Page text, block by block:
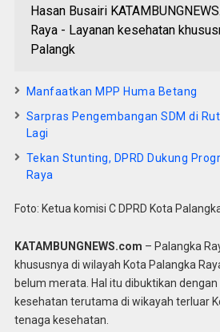
Hasan Busairi
Raya - Layanan kesehatan
Palangk
Manfaatkan MPP Huma Betang
Sarpras Pengembangan SDM di
Lagi
Tekan Stunting, DPRD Dukung
Raya
Foto: Ketua komisi C DPRD Kota
KATAMBUNGNEWS.com – Palangka
khususnya di wilayah Kota Palangka
belum merata. Hal itu dibuktikan
kesehatan terutama di wikayah terluar
tenaga kesehatan.